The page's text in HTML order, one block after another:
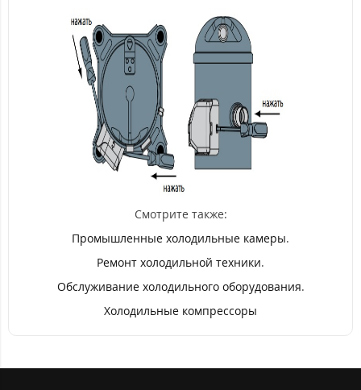
Смотрите также:
Промышленные холодильные камеры.
Ремонт холодильной техники.
Обслуживание холодильного оборудования.
Холодильные компрессоры